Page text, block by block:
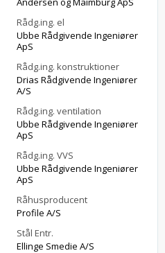
Rådg.ing. el
Ubbe Rådgivende Ingeniører
ApS
Rådg.ing. konstruktioner
Drias Rådgivende Ingeniører
A/S
Rådg.ing. ventilation
Ubbe Rådgivende Ingeniører
ApS
Rådg.ing. VVS
Ubbe Rådgivende Ingeniører
ApS
Råhusproducent
Profile A/S
Stål Entr.
Ellinge Smedie A/S